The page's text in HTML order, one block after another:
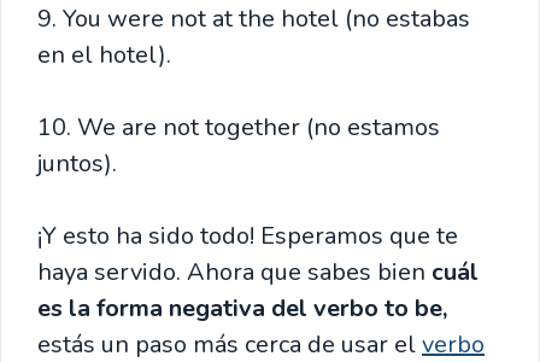
9. You were not at the hotel (no estabas
en el hotel).
10. We are not together (no estamos
juntos).
¡Y esto ha sido todo! Esperamos que te
haya servido. Ahora que sabes bien cuál
es la forma negativa del verbo to be,
estás un paso más cerca de usar elverbo